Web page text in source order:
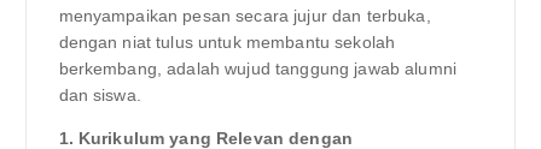
menyampaikan pesan secara jujur dan terbuka,
dengan niat tulus untuk membantu sekolah
berkembang, adalah wujud tanggung jawab alumni
dan siswa.
1. Kurikulum yang Relevan dengan